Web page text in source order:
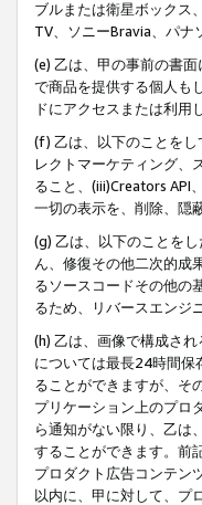
ブルまたは衛星ボックス
TV、ソニーBravia、パナ
(e) 乙は、甲の事前の書
で商品を提供する個人も
ドにアクセスまたは利用
(f) 乙は、以下のことをし
レクトマーケティング、
ること、(iii)Creators API
一切の表示を、削除、隠
(g) 乙は、以下のことを
ん、修復その他二次的成
るソースコードその他の
るため、リバースエンジ
(h) 乙は、画像で構成さ
については最長24時間保
ることができますが、そ
プリケーション上のプロ
ら通知がない限り、乙は
することができます。前
プロダクト広告コンテン
以内に、甲に対して、プ